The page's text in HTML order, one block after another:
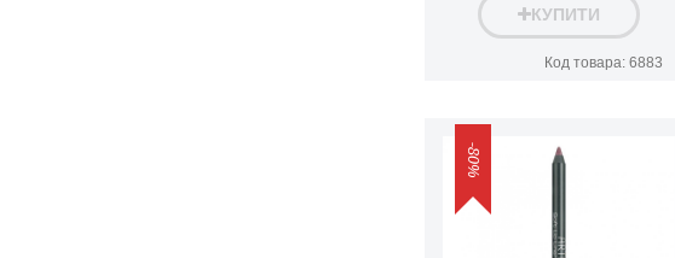
КУПИТИ
Код товара: 6883
-80%